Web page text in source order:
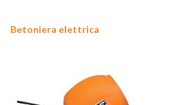
Betoniera elettrica